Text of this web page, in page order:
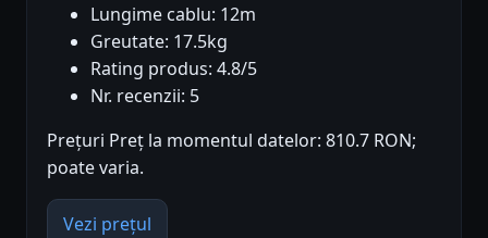
Lungime cablu: 12m
Greutate: 17.5kg
Rating produs: 4.8/5
Nr. recenzii: 5
Prețuri Preț la momentul datelor: 810.7 RON;
poate varia.
Vezi prețul